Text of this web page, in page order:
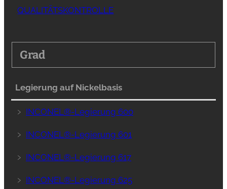
QUALITÄTSKONTROLLE
Grad
Legierung auf Nickelbasis
﹥ INCONEL®-Legierung 600
﹥ INCONEL®-Legierung 601
﹥ INCONEL®-Legierung 617
﹥ INCONEL®-Legierung 625